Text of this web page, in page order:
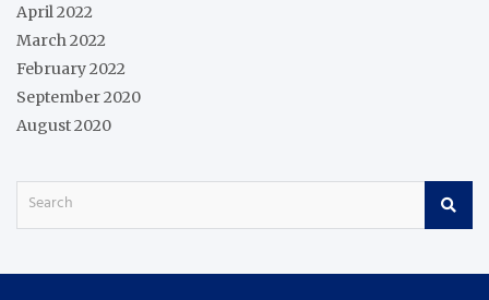
April 2022
March 2022
February 2022
September 2020
August 2020